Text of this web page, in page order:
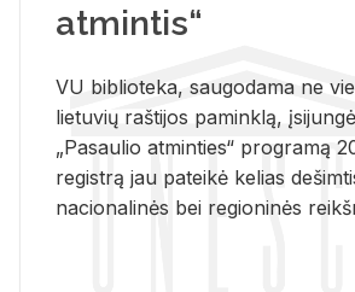
atmintis“
VU biblioteka, saugodama ne
lietuvių raštijos paminklą,
„Pasaulio atminties“ programą
registrą jau pateikė kelias
nacionalinės bei regioninės